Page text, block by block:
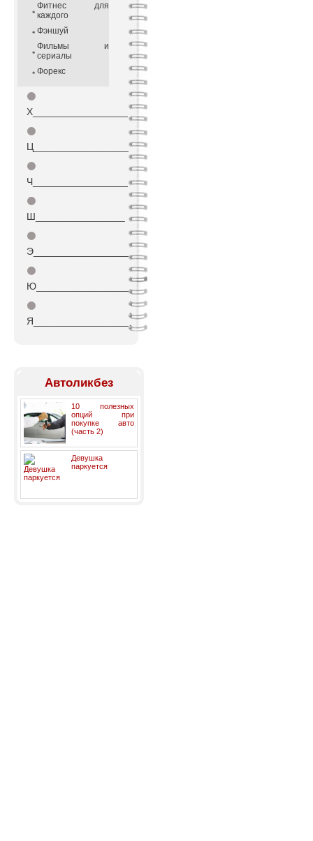
Фитнес для
каждого
Фэншуй
Фильмы и
сериалы
Форекс
⚫
Х_________________
⚫
Ц_________________
⚫
Ч_________________
⚫
Ш________________
⚫
Э_________________
⚫
Ю_________________
⚫
Я_________________
Автоликбез
10 полезных
опций при
покупке авто
(часть 2)
Девушка
паркуется